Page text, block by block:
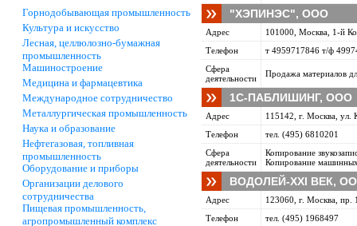
Горнодобывающая промышленность
Культура и искусство
Лесная, целлюлозно-бумажная
промышленность
Машиностроение
Медицина и фармацевтика
Международное сотрудничество
Металлургическая промышленность
Наука и образование
Нефтегазовая, топливная
промышленность
Оборудование и приборы
Организации делового
сотрудничества
Пищевая промышленность,
агропромышленный комплекс
"ХЭПИНЭС", ООО
Адрес
101000, Москва, 1-й
Телефон
т 4959717846 т/ф
Сфера
деятельности
Продажа материалов
1С-ПАБЛИШИНГ, ООО
Адрес
115142, г. Москва, ул.
Телефон
тел. (495) 6810201
Сфера
деятельности
Копирование
Копирование
BOДOЛEЙ-XXI ВЕК,
Адрес
123060, г. Москва, пр.
Телефон
тел. (495) 1968497